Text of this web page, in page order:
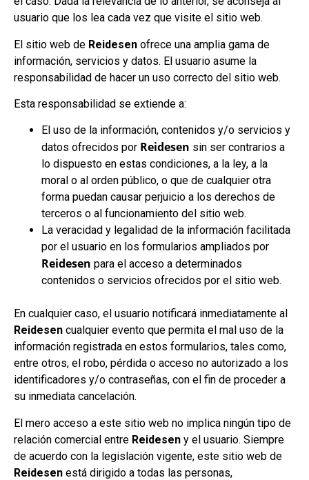
usuario que los lea cada vez que visite el sitio web.
El sitio web de Reidesen ofrece una amplia gama de
información, servicios y datos. El usuario asume la
responsabilidad de hacer un uso correcto del sitio web.
Esta responsabilidad se extiende a:
El uso de la información, contenidos y/o servicios y
datos ofrecidos por Reidesen sin ser contrarios a
lo dispuesto en estas condiciones, a la ley, a la
moral o al orden público, o que de cualquier otra
forma puedan causar perjuicio a los derechos de
terceros o al funcionamiento del sitio web.
La veracidad y legalidad de la información facilitada
por el usuario en los formularios ampliados por
Reidesen para el acceso a determinados
contenidos o servicios ofrecidos por el sitio web.
En cualquier caso, el usuario notificará inmediatamente al
Reidesen cualquier evento que permita el mal uso de la
información registrada en estos formularios, tales como,
entre otros, el robo, pérdida o acceso no autorizado a los
identificadores y/o contraseñas, con el fin de proceder a
su inmediata cancelación.
El mero acceso a este sitio web no implica ningún tipo de
relación comercial entre Reidesen y el usuario. Siempre
de acuerdo con la legislación vigente, este sitio web de
Reidesen está dirigido a todas las personas,